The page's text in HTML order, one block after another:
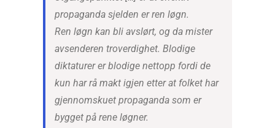
propaganda sjelden er ren løgn.
Ren løgn kan bli avslørt, og da mister
avsenderen troverdighet. Blodige
diktaturer er blodige nettopp fordi de
kun har rå makt igjen etter at folket har
gjennomskuet propaganda som er
bygget på rene løgner.